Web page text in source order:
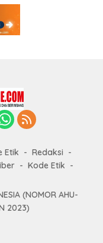
Etik
Redaksi
Kode Etik
(NOMOR AHU-
2023)